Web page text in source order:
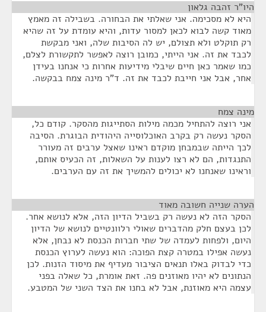
היו"ר זהבה גלאון
היא לא מסכימה. אני שאלתי את הבחורה. בשבילה זה מאמץ
מאוד קשה לבוא לכאן למסור עדות, והיא עומדת על זה שהיא
רק תוקלט ולא תצולם, יש לה הסיבות שלה, ואני מבקשת
לכבד את זה. אני הייתי, כמובן רוצה לאפשר לתקשורת לצלם,
כמו שאמר כאן חיים שיבלי מידיעות אחרות כי אנחנו בעידן
אחר, אבל אני חייבת לכבד את זה. ד"ר מינה צמח בבקשה.
מינה צמח
אני רוצה להתחיל מכמה מילות הסתייגות מהסקר. קודם כל,
הסקר נעשה רק בקרב האוכלוסייה היהודית הבוגרת. הסיבה
לכך הייתה שבמבחן מוקדם ראינו שאצל ערבים זה מעורר
התנגדות, הם לא רצו לענות על השאלות, זה הכעיס אותם,
וראינו שאנחנו לא יכולים להמשיך את זה עם הערבים.
הערה שנייה חשובה מאוד
הסקר הזה לא נעשה רק בשביל הדיון הזה, אלא לנושא אחר.
לכן בעצם חלק מהדברים שאולי רלוונטיים לנושא של הדיון
היום, ולפחות לעמדה של שתי חברות הכנסת לא נבחן, אלא
נעשה אפילו במטרה קצת הפוכה: הוא נעשה לערוץ הכנסת
כדי לבדוק באלו תנאים הציבור מעדיף את מיסוד הזנות. לכן
הנתונים לא יהיו מאוזנים פה. זאת אומרת, כל שאלה בפני
עצמה היא מאוזנת, אבל לא בחנו את הצד השני של המטבע.